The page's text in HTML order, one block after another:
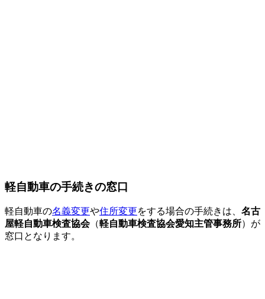
軽自動車の手続きの窓口
軽自動車の名義変更や住所変更をする場合の手続きは、 名古
屋軽自動車検査協会（軽自動車検査協会愛知主管事務所）が
窓口となります。